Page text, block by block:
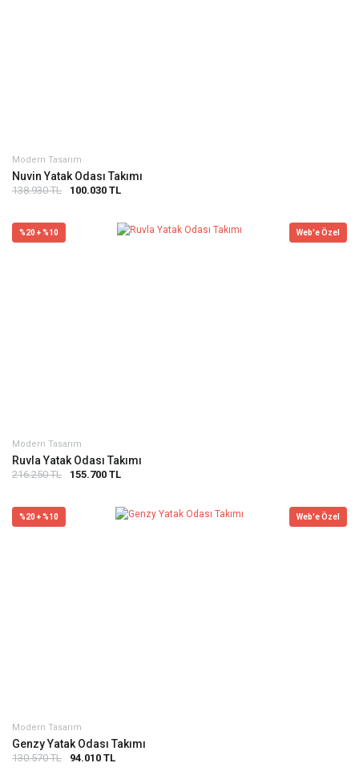
Modern Tasarım
Nuvin Yatak Odası Takımı
138.930 TL 100.030 TL
%20 + %10 Web'e Özel
Modern Tasarım
Ruvla Yatak Odası Takımı
216.250 TL 155.700 TL
%20 + %10 Web'e Özel
Modern Tasarım
Genzy Yatak Odası Takımı
130.570 TL 94.010 TL